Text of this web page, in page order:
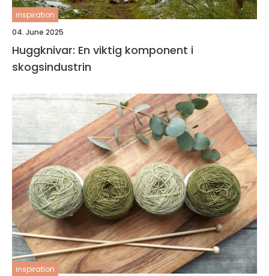
inspiration
04. June 2025
Huggknivar: En viktig komponent i
skogsindustrin
inspiration